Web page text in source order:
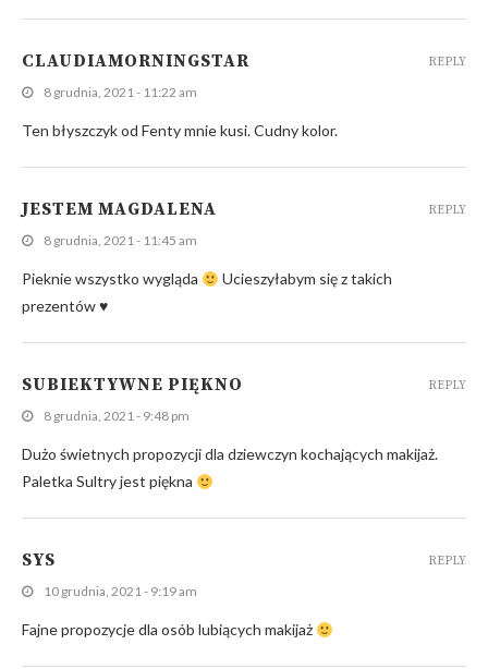
CLAUDIAMORNINGSTAR
8 grudnia, 2021 - 11:22 am
Ten błyszczyk od Fenty mnie kusi. Cudny kolor.
REPLY
JESTEM MAGDALENA
8 grudnia, 2021 - 11:45 am
Pieknie wszystko wygląda
Ucieszyłabym się z takich
prezentów♥
REPLY
SUBIEKTYWNE PIĘKNO
8 grudnia, 2021 - 9:48 pm
Dużo świetnych propozycji dla dziewczyn kochających makijaż.
Paletka Sultry jest piękna
REPLY
SYS
10 grudnia, 2021 - 9:19 am
Fajne propozycje dla osób lubiących makijaż
REPLY